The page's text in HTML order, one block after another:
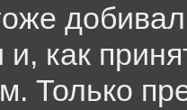
и, как
Только